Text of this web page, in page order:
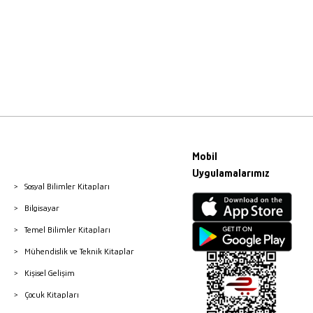
Sosyal Bilimler Kitapları
Bilgisayar
Temel Bilimler Kitapları
Mühendislik ve Teknik Kitaplar
Kişisel Gelişim
Çocuk Kitapları
Mobil
Uygulamalarımız